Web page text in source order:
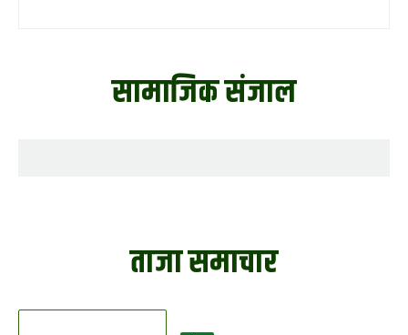
सामाजिक संजाल
ताजा समाचार